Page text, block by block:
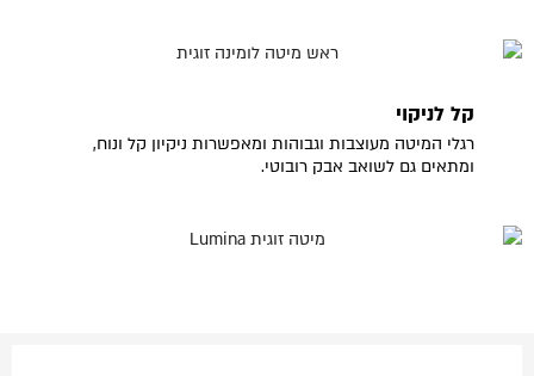
קל לניקוי
רגלי המיטה מעוצבות וגבוהות ומאפשרות ניקיון קל ונוח,
ומתאים גם לשואב אבק רובוטי.